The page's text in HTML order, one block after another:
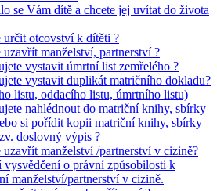
se Vám dítě a chcete jej uvítat do života
určit otcovství k dítěti ?
uzavřít manželství, partnerství ?
vystavit úmrtní list zemřelého ?
vystavit duplikát matričního dokladu?
listu, oddacího listu, úmrtního listu)
nahlédnout do matriční knihy, sbírky
si pořídit kopii matriční knihy, sbírky
doslovný výpis ?
uzavřít manželství /partnerství v cizině?
vysvědčení o právní způsobilosti k
manželství/partnerství v cizině.